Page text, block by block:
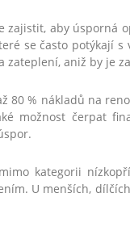
aby úsporná
se často potýkají s
aniž by je
80 % nákladů na
možnost čerpat
kategorii
U menších,